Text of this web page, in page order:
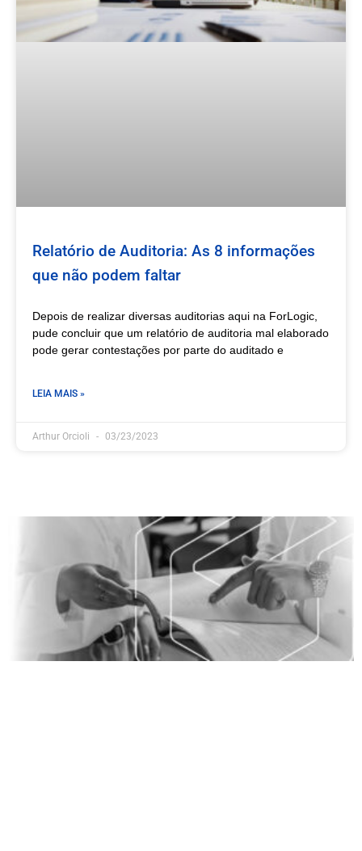
Relatório de Auditoria: As 8 informações
que não podem faltar
Depois de realizar diversas auditorias aqui na ForLogic,
pude concluir que um relatório de auditoria mal elaborado
pode gerar contestações por parte do auditado e
LEIA MAIS »
Arthur Orcioli 03/23/2023